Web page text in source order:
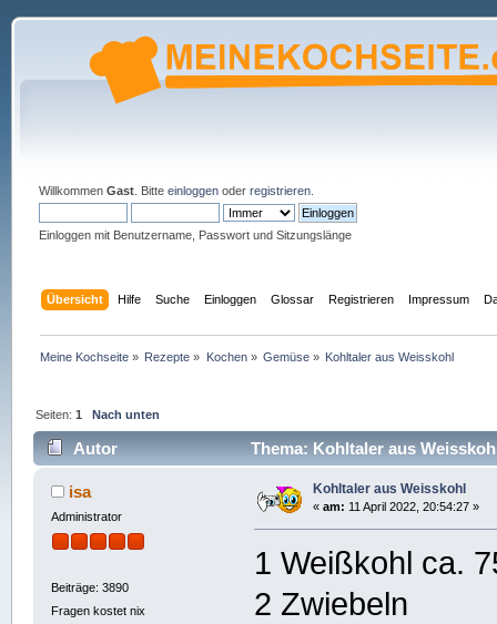
Willkommen Gast. Bitte einloggenoder registrieren.
Einloggen mit Benutzername, Passwort und Sitzungslänge
Übersicht Hilfe Suche Einloggen Glossar Registrieren Impressum
Meine Kochseite » Rezepte » Kochen» Gemüse » Kohltaler aus Weisskohl
Seiten:1 Nach unten
Autor Thema: Kohltaler aus
isa
Administrator
Beiträge: 3890
Fragen kostet nix
Kohltaler aus Weisskohl
« am: 11 April 2022, 20:54:27 »
1 Weißkohl ca.
2 Zwiebeln